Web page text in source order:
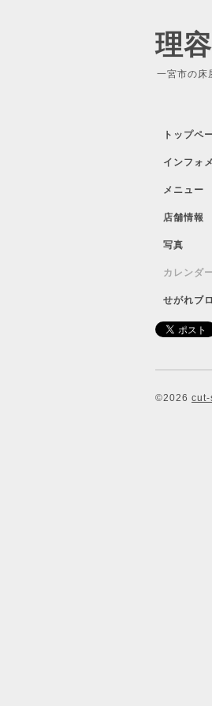
理
一宮市の床
トップペ
インフォ
メニュー
店舗情報
写真
カレンダ
せがれブ
©2026 cut-